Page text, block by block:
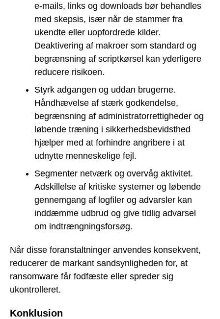
e-mails, links og downloads bør behandles
med skepsis, især når de stammer fra
ukendte eller uopfordrede kilder.
Deaktivering af makroer som standard og
begrænsning af scriptkørsel kan yderligere
reducere risikoen.
Styrk adgangen og uddan brugerne.
Håndhævelse af stærk godkendelse,
begrænsning af administratorrettigheder og
løbende træning i sikkerhedsbevidsthed
hjælper med at forhindre angribere i at
udnytte menneskelige fejl.
Segmenter netværk og overvåg aktivitet.
Adskillelse af kritiske systemer og løbende
gennemgang af logfiler og advarsler kan
inddæmme udbrud og give tidlig advarsel
om indtrængningsforsøg.
Når disse foranstaltninger anvendes konsekvent,
reducerer de markant sandsynligheden for, at
ransomware får fodfæste eller spreder sig
ukontrolleret.
Konklusion